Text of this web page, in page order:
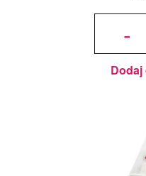
-
ilość
3D
Amorini
100 +
Foremka
Silikomart